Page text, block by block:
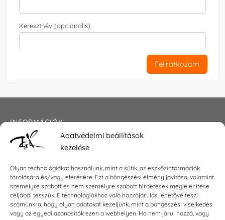
Adatvédelmi beállítások
kezelése
Olyan technológiákat használunk, mint a sütik, az eszközinformációk
tárolására és/vagy elérésére. Ezt a böngészési élmény javítása, valamint
személyre szabott és nem személyre szabott hirdetések megjelenítése
céljából tesszük. E technológiákhoz való hozzájárulás lehetővé teszi
számunkra, hogy olyan adatokat kezeljünk, mint a böngészési viselkedés
vagy az egyedi azonosítók ezen a webhelyen. Ha nem járul hozzá, vagy
Keresztnév (opcionális)
Feliratkozom
INFORMÁCIÓK
Általános szerződési feltételek
Impresszum
KAPCSOLAT